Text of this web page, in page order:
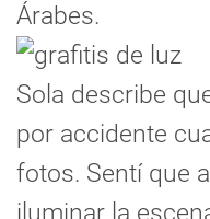
Árabes.
Sola describe
por accidente
fotos. Sentí que
iluminar la